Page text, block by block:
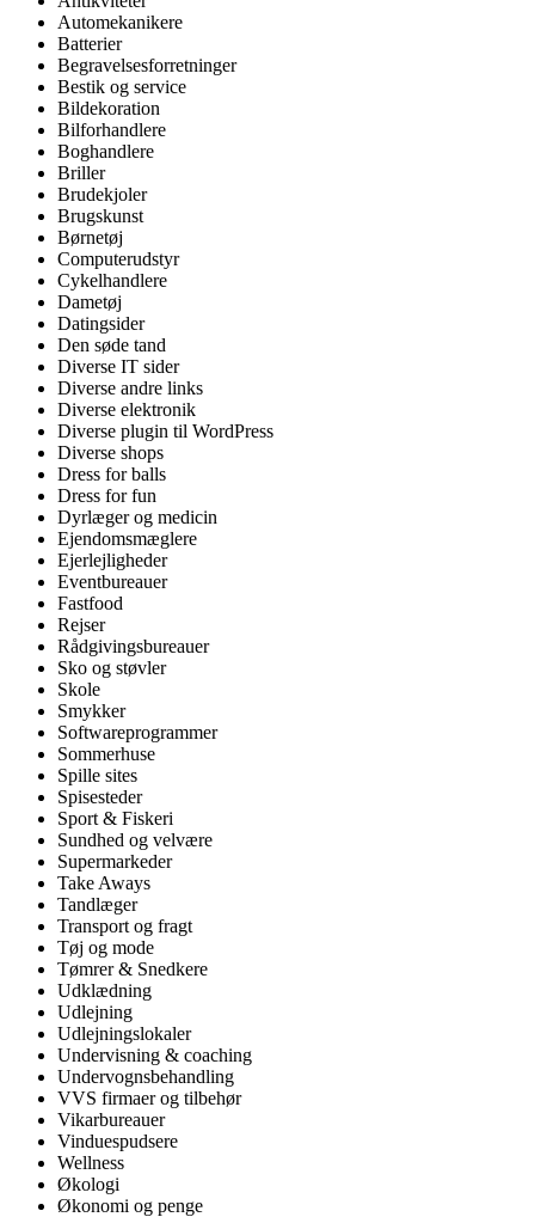
Automekanikere
Batterier
Begravelsesforretninger
Bestik og service
Bildekoration
Bilforhandlere
Boghandlere
Briller
Brudekjoler
Brugskunst
Børnetøj
Computerudstyr
Cykelhandlere
Dametøj
Datingsider
Den søde tand
Diverse IT sider
Diverse andre links
Diverse elektronik
Diverse plugin til WordPress
Diverse shops
Dress for balls
Dress for fun
Dyrlæger og medicin
Ejendomsmæglere
Ejerlejligheder
Eventbureauer
Fastfood
Rejser
Rådgivingsbureauer
Sko og støvler
Skole
Smykker
Softwareprogrammer
Sommerhuse
Spille sites
Spisesteder
Sport & Fiskeri
Sundhed og velvære
Supermarkeder
Take Aways
Tandlæger
Transport og fragt
Tøj og mode
Tømrer & Snedkere
Udklædning
Udlejning
Udlejningslokaler
Undervisning & coaching
Undervognsbehandling
VVS firmaer og tilbehør
Vikarbureauer
Vinduespudsere
Wellness
Økologi
Økonomi og penge